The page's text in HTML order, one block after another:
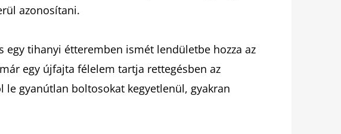
azonosítani.
egy tihanyi étteremben ismét lendületbe hozza az
egy újfajta félelem tartja rettegésben az
le gyanútlan boltosokat kegyetlenül, gyakran